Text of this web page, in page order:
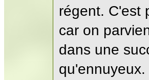
régent. C'est
car on
dans une
qu'ennuyeux.